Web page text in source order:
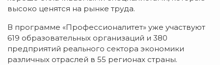
высоко ценятся на рынке труда.
В программе «Профессионалитет» уже участвуют
619 образовательных организаций и 380
предприятий реального сектора экономики
различных отраслей в 55 регионах страны.